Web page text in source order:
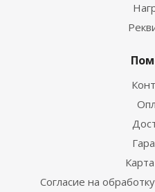
Согласие на